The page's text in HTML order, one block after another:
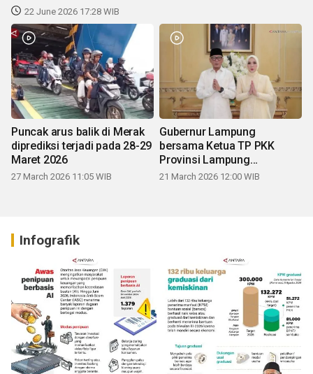
22 June 2026 17:28 WIB
Puncak arus balik di Merak
diprediksi terjadi pada 28-29
Maret 2026
27 March 2026 11:05 WIB
Gubernur Lampung
bersama Ketua TP PKK
Provinsi Lampung
mengucapkan Selamat Hari
21 March 2026 12:00 WIB
Infografik